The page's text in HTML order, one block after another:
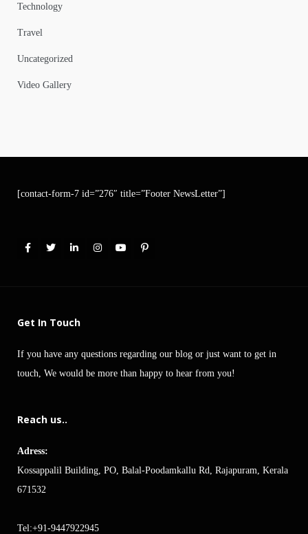
Technology
Travel
Uncategorized
Video Gallery
[contact-form-7 id=”276″ title=”Footer NewsLetter”]
Get In Touch
If you have any questions regarding our blog or just want to get in
touch, We would be more than happy to hear from you!
Reach us..
Adress:
Kossappalil Building, PO, Balal-Poodamkallu Rd, Rajapuram, Kerala
671532
Tel:+91-9447922945